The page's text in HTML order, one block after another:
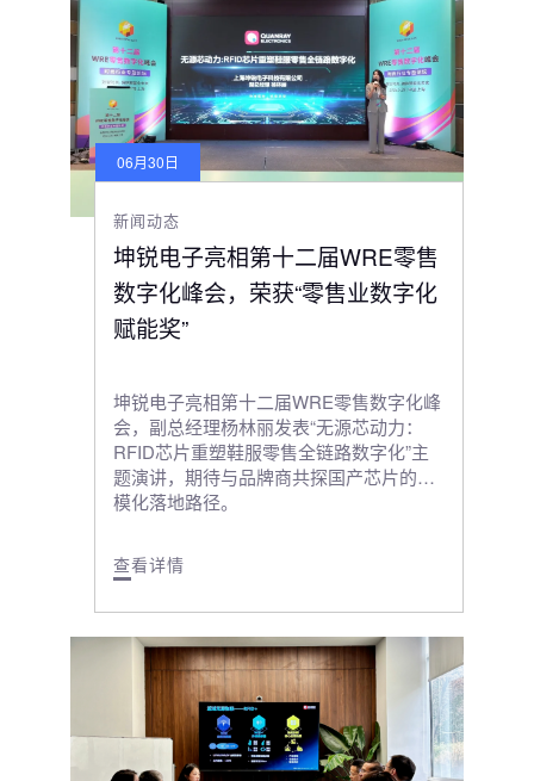
06月30日
新闻动态
坤锐电子亮相第十二届WRE零售
数字化峰会，荣获“零售业数字化
赋能奖”
坤锐电子亮相第十二届WRE零售数字化峰
会，副总经理杨林丽发表“无源芯动力：
RFID芯片重塑鞋服零售全链路数字化”主
题演讲，期待与品牌商共探国产芯片的规
模化落地路径。
查看详情